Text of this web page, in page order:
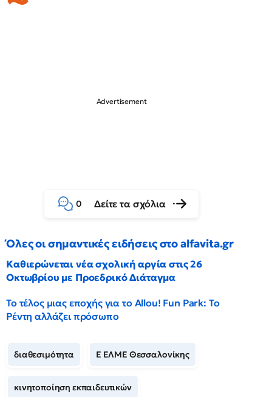
0 Δείτε τα σχόλια
Όλες οι σημαντικές ειδήσεις στο alfavita.gr
Καθιερώνεται νέα σχολική αργία στις 26
Οκτωβρίου με Προεδρικό Διάταγμα
Το τέλος μιας εποχής για το Allou! Fun Park: Το
Ρέντη αλλάζει πρόσωπο
διαθεσιμότητα Ε ΕΛΜΕ Θεσσαλονίκης
κινητοποίηση εκπαιδευτικών